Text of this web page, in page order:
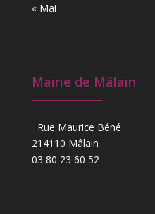
« Mai
Mairie de Mâlain
Rue Maurice Béné
214110 Mâlain
03 80 23 60 52